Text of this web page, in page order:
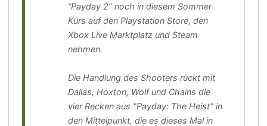
“Payday 2″ noch in diesem Sommer
Kurs auf den Playstation Store, den
Xbox Live Marktplatz und Steam
nehmen.
Die Handlung des Shooters rückt mit
Dallas, Hoxton, Wolf und Chains die
vier Recken aus "Payday: The Heist" in
den Mittelpunkt, die es dieses Mal in